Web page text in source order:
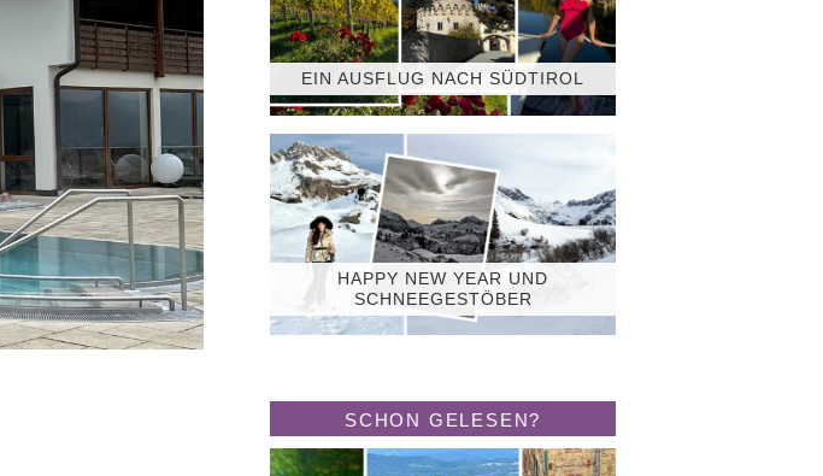
EIN AUSFLUG NACH SÜDTIROL
HAPPY NEW YEAR UND
SCHNEEGESTÖBER
SCHON GELESEN?